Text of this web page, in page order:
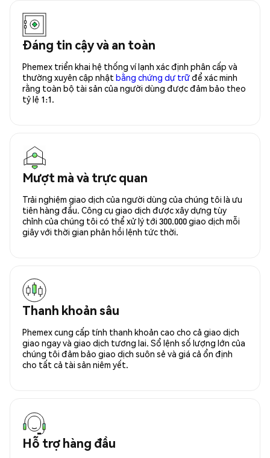
Đáng tin cậy và an toàn
Phemex triển khai hệ thống ví lạnh xác định phân cấp và
thường xuyên cập nhật bằng chứng dự trữđể xác minh
rằng toàn bộ tài sản của người dùng được đảm bảo theo
tỷ lệ 1:1.
Mượt mà và trực quan
Trải nghiệm giao dịch của người dùng của chúng tôi là ưu
tiên hàng đầu. Công cụ giao dịch được xây dựng tùy
chỉnh của chúng tôi có thể xử lý tới 300.000 giao dịch mỗi
giây với thời gian phản hồi lệnh tức thời.
Thanh khoản sâu
Phemex cung cấp tính thanh khoản cao cho cả giao dịch
giao ngay và giao dịch tương lai. Sổ lệnh số lượng lớn của
chúng tôi đảm bảo giao dịch suôn sẻ và giá cả ổn định
cho tất cả tài sản niêm yết.
Hỗ trợ hàng đầu